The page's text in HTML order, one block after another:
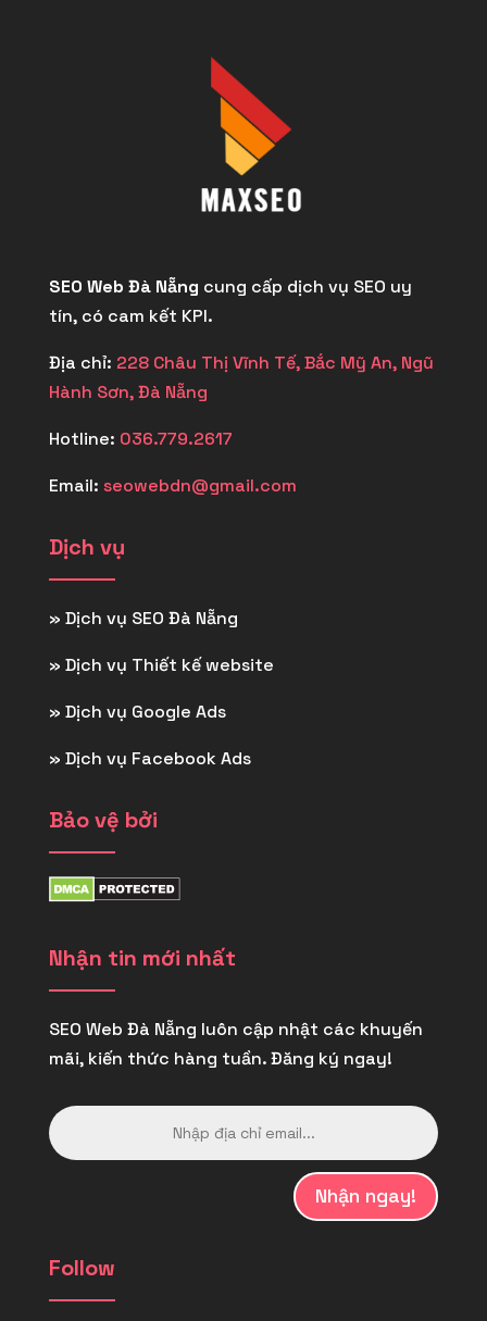
SEO Web Đà Nẵng cung cấp dịch vụ SEO uy
tín, có cam kết KPI.
Địa chỉ: 228 Châu Thị Vĩnh Tế, Bắc Mỹ An, Ngũ
Hành Sơn, Đà Nẵng
Hotline: 036.779.2617
Email: seowebdn@gmail.com
Dịch vụ
» Dịch vụ SEO Đà Nẵng
» Dịch vụ Thiết kế website
» Dịch vụ Google Ads
» Dịch vụ Facebook Ads
Bảo vệ bởi
Nhận tin mới nhất
SEO Web Đà Nẵng luôn cập nhật các khuyến
mãi, kiến thức hàng tuần. Đăng ký ngay!
Nhận ngay!
Follow